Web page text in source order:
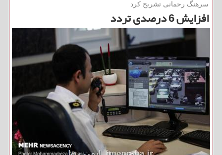
سرهنگ رحمانی تشریح كرد
افزایش 6 درصدی تردد